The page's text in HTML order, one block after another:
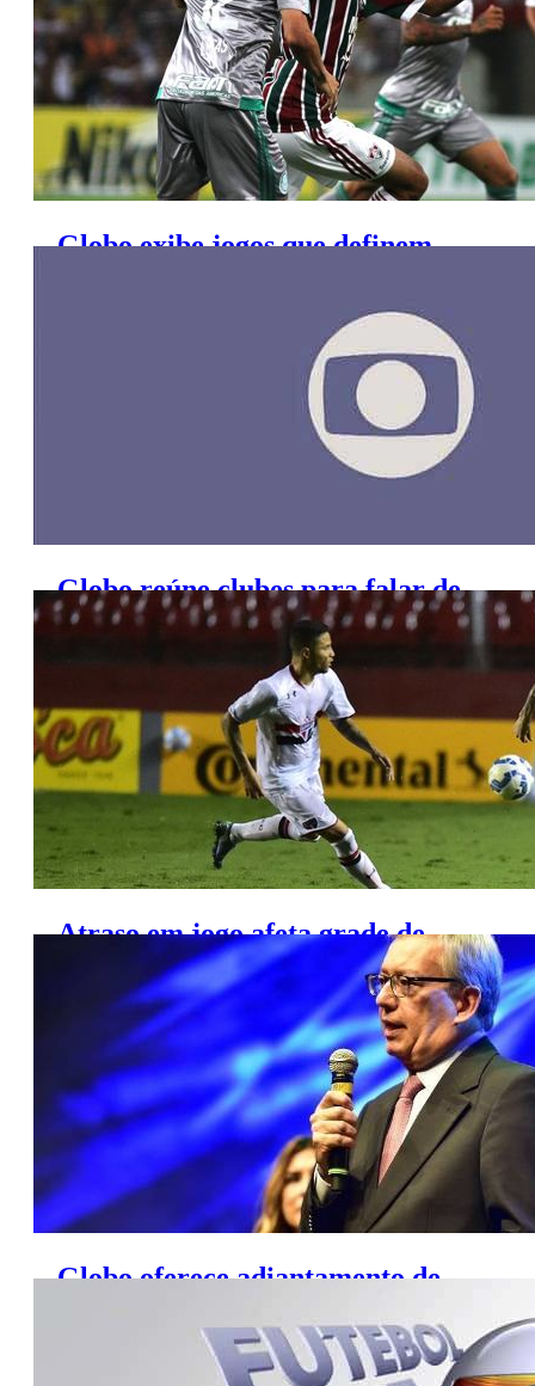
Globo exibe jogos que definem
Globo reúne clubes para falar de
renovação de contratos
Atraso em jogo afeta grade de
Globo e Band
Globo oferece adiantamento de